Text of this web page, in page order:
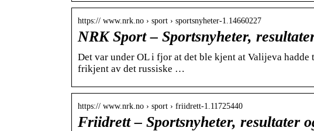
https:// www.nrk.no › sport › sportsnyheter-1.14660227
NRK Sport – Sportsnyheter,
Det var under OL i fjor at det ble kjent at Valijeva
frikjent av det russiske …
https:// www.nrk.no › sport › friidrett-1.11725440
Friidrett – Sportsnyheter, resultater